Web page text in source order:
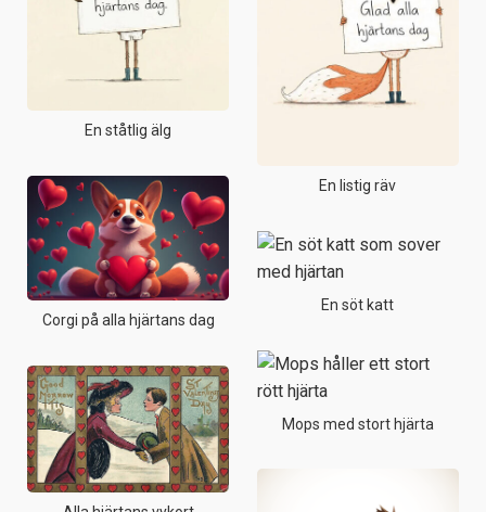
En ståtlig älg
Corgi på alla hjärtans dag
En listig räv
En söt katt
Mops med stort hjärta